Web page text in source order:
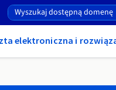
elektroniczna i